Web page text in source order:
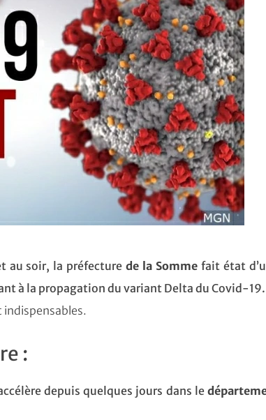
au soir, la préfecture de la Somme fait état
à la propagation du variant Delta du Covid-19.
indispensables.
:
depuis quelques jours dans le